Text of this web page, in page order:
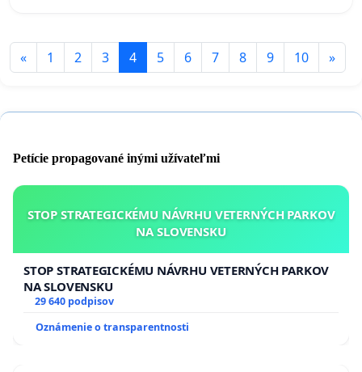
« 1 2 3 4 5 6 7 8 9 10 »
Petície propagované inými užívateľmi
STOP STRATEGICKÉMU NÁVRHU VETERNÝCH PARKOV
NA SLOVENSKU
STOP STRATEGICKÉMU NÁVRHU VETERNÝCH PARKOV
NA SLOVENSKU
29 640 podpisov
Oznámenie o transparentnosti